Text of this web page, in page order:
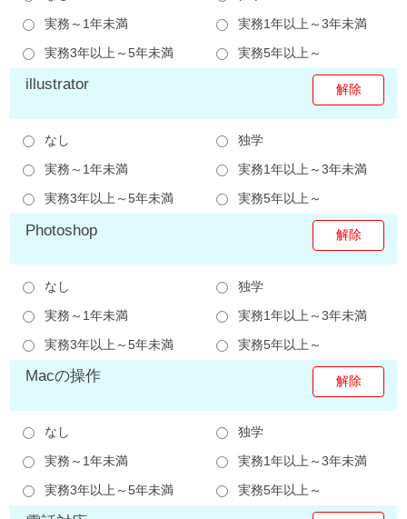
実務～1年未満
実務1年以上～3年未満
実務3年以上～5年未満
実務5年以上～
illustrator
なし
独学
実務～1年未満
実務1年以上～3年未満
実務3年以上～5年未満
実務5年以上～
Photoshop
なし
独学
実務～1年未満
実務1年以上～3年未満
実務3年以上～5年未満
実務5年以上～
Macの操作
なし
独学
実務～1年未満
実務1年以上～3年未満
実務3年以上～5年未満
実務5年以上～